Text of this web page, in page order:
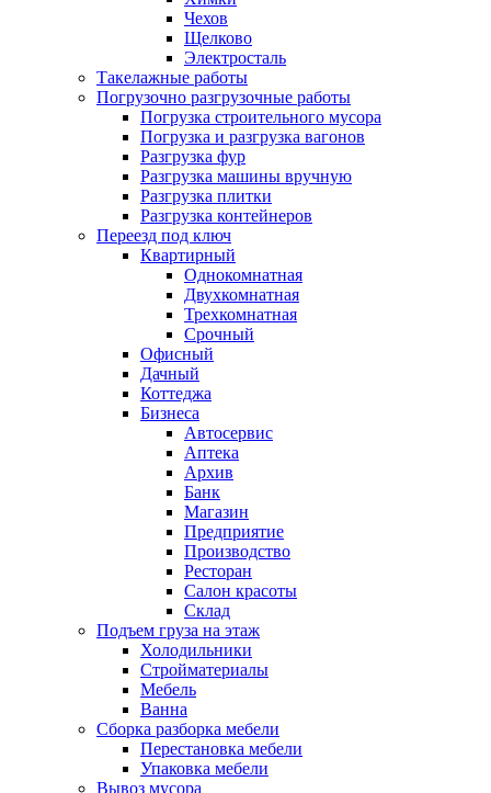
Чехов
Щелково
Электросталь
Такелажные работы
Погрузочно разгрузочные работы
Погрузка строительного мусора
Погрузка и разгрузка вагонов
Разгрузка фур
Разгрузка машины вручную
Разгрузка плитки
Разгрузка контейнеров
Переезд под ключ
Квартирный
Однокомнатная
Двухкомнатная
Трехкомнатная
Срочный
Офисный
Дачный
Коттеджа
Бизнеса
Автосервис
Аптека
Архив
Банк
Магазин
Предприятие
Производство
Ресторан
Салон красоты
Склад
Подъем груза на этаж
Холодильники
Стройматериалы
Мебель
Ванна
Сборка разборка мебели
Перестановка мебели
Упаковка мебели
Вывоз мусора